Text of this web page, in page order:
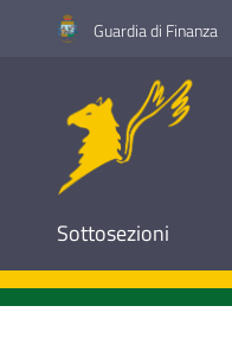
Vai al contenuto
Vai alla navigazione
Vai al footerGuardia di Finanza
Sottosezioni